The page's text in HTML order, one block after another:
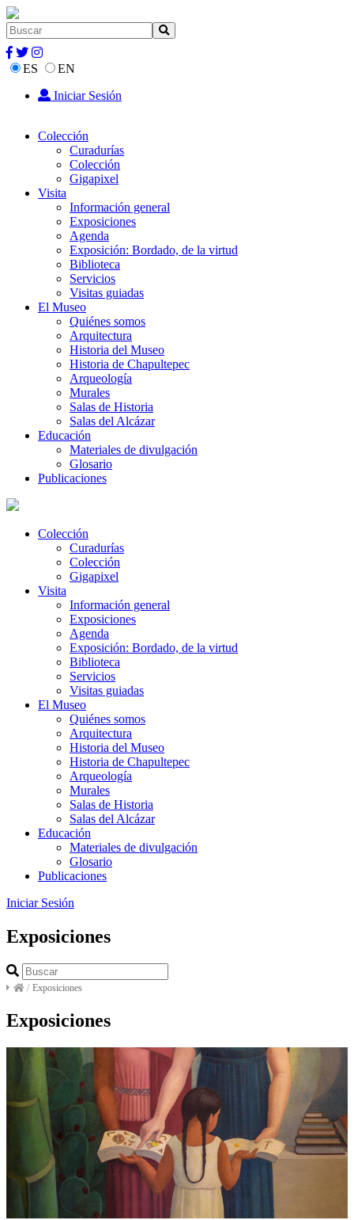
ES
EN
Iniciar Sesión
Colección
Curadurías
Colección
Gigapixel
Visita
Información general
Exposiciones
Agenda
Exposición: Bordado, de la virtud
Biblioteca
Servicios
Visitas guiadas
El Museo
Quiénes somos
Arquitectura
Historia del Museo
Historia de Chapultepec
Arqueología
Murales
Salas de Historia
Salas del Alcázar
Educación
Materiales de divulgación
Glosario
Publicaciones
Colección
Curadurías
Colección
Gigapixel
Visita
Información general
Exposiciones
Agenda
Exposición: Bordado, de la virtud
Biblioteca
Servicios
Visitas guiadas
El Museo
Quiénes somos
Arquitectura
Historia del Museo
Historia de Chapultepec
Arqueología
Murales
Salas de Historia
Salas del Alcázar
Educación
Materiales de divulgación
Glosario
Publicaciones
Iniciar Sesión
Exposiciones
/ Exposiciones
Exposiciones